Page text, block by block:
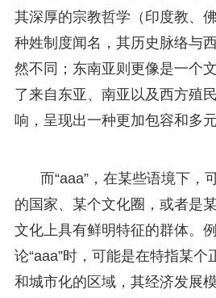
其深厚的宗教哲学（印度教、
种姓制度闻名，其历史脉络与
然不同；东南亚则更像是一个
了来自东亚、南亚以及西方殖
响，呈现出一种更加包容和多元
而“aaa”，在某些语境下，
的国家、某个文化圈，或者是
文化上具有鲜明特征的群体。
论“aaa”时，可能是在特指某
和城市化的区域，其经济发展